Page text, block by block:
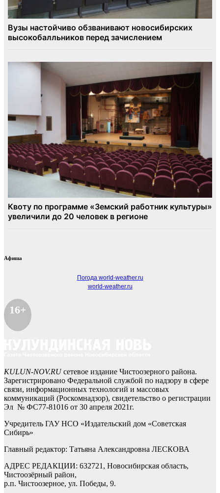
Афиша
Погода world-weather.ru
world-weather.ru
16+
KULUN-NOV.RUсетевое издание Чистоозерного района.
Зарегистрировано Федеральной службой по надзору в сфере
связи, информационных технологий и массовых
коммуникаций (Роскомнадзор), свидетельство о регистрации
Эл № ФС77-81016 от 30 апреля 2021г.
Учредитель ГАУ НСО «Издательский дом «Советская
Сибирь»
Главный редактор: Татьяна Александровна ЛЕСКОВА
АДРЕС РЕДАКЦИИ: 632721, Новосибирская область,
Чистоозёрный район,
р.п. Чистоозерное, ул. Победы, 9.